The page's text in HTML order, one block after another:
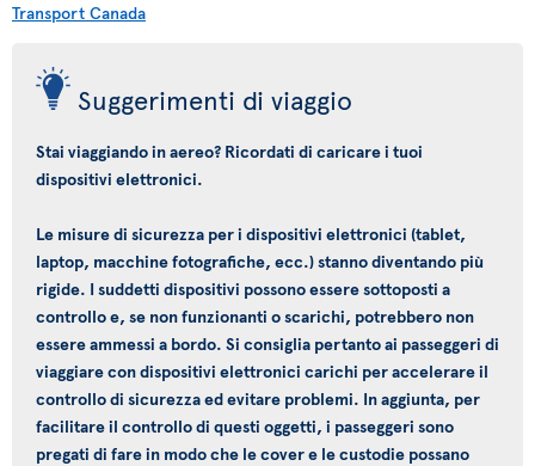
Transport Canada
Suggerimenti di viaggio
Stai viaggiando in aereo? Ricordati di caricare i tuoi
dispositivi elettronici.
Le misure di sicurezza per i dispositivi elettronici (tablet,
laptop, macchine fotografiche, ecc.) stanno diventando più
rigide. I suddetti dispositivi possono essere sottoposti a
controllo e, se non funzionanti o scarichi, potrebbero non
essere ammessi a bordo. Si consiglia pertanto ai passeggeri di
viaggiare con dispositivi elettronici carichi per accelerare il
controllo di sicurezza ed evitare problemi. In aggiunta, per
facilitare il controllo di questi oggetti, i passeggeri sono
pregati di fare in modo che le cover e le custodie possano